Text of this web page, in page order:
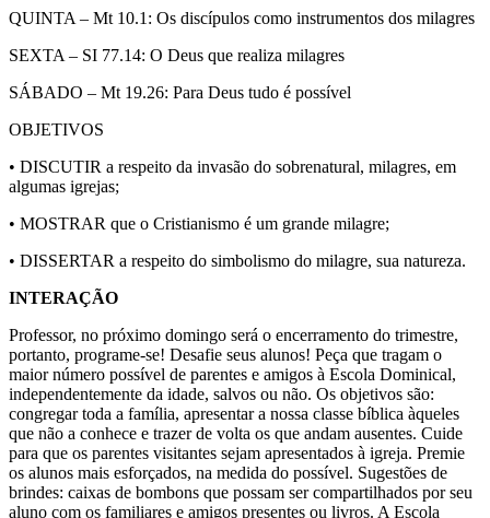
QUINTA – Mt 10.1: Os discípulos como instrumentos dos milagres
SEXTA – SI 77.14: O Deus que realiza milagres
SÁBADO – Mt 19.26: Para Deus tudo é possível
OBJETIVOS
• DISCUTIR a respeito da invasão do sobrenatural, milagres, em
algumas igrejas;
• MOSTRAR que o Cristianismo é um grande milagre;
• DISSERTAR a respeito do simbolismo do milagre, sua natureza.
INTERAÇÃO
Professor, no próximo domingo será o encerramento do trimestre,
portanto, programe-se! Desafie seus alunos! Peça que tragam o
maior número possível de parentes e amigos à Escola Dominical,
independentemente da idade, salvos ou não. Os objetivos são:
congregar toda a família, apresentar a nossa classe bíblica àqueles
que não a conhece e trazer de volta os que andam ausentes. Cuide
para que os parentes visitantes sejam apresentados à igreja. Premie
os alunos mais esforçados, na medida do possível. Sugestões de
brindes: caixas de bombons que possam ser compartilhados por seu
aluno com os familiares e amigos presentes ou livros. A Escola